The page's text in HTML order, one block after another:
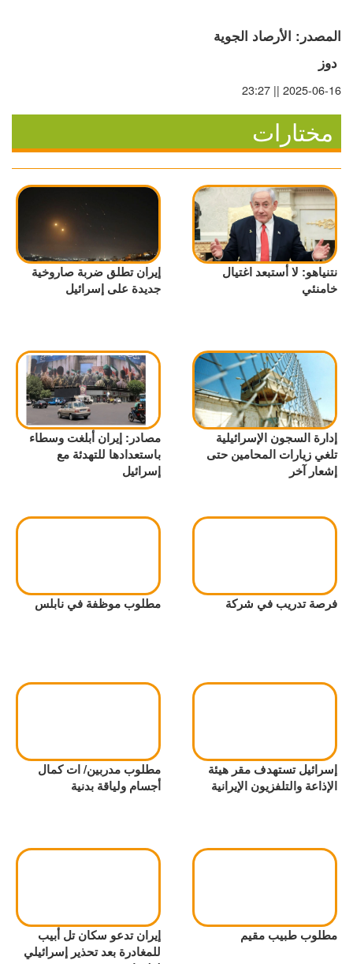
المصدر: الأرصاد الجوية
2025-06-16 || 23:27
مختارات
نتنياهو: لا أستبعد اغتيال
خامنئي
إيران تطلق ضربة صاروخية
جديدة على إسرائيل
إدارة السجون الإسرائيلية
تلغي زيارات المحامين حتى
إشعار آخر
مصادر: إيران أبلغت وسطاء
باستعدادها للتهدئة مع
إسرائيل
فرصة تدريب في شركة مطلوب موظفة في نابلس
إسرائيل تستهدف مقر هيئة
الإذاعة والتلفزيون الإيرانية
مطلوب مدربين/ ات كمال
أجسام ولياقة بدنية
مطلوب طبيب مقيم
إيران تدعو سكان تل أبيب
للمغادرة بعد تحذير إسرائيلي